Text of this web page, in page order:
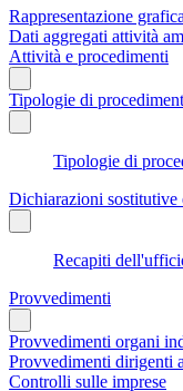
Rappresentazione grafica
Dati aggregati attività
Attività e procedimenti
Tipologie di
Tipologie di
Dichiarazioni
Recapiti
Provvedimenti
Provvedimenti organi
Provvedimenti dirigenti
Controlli sulle imprese